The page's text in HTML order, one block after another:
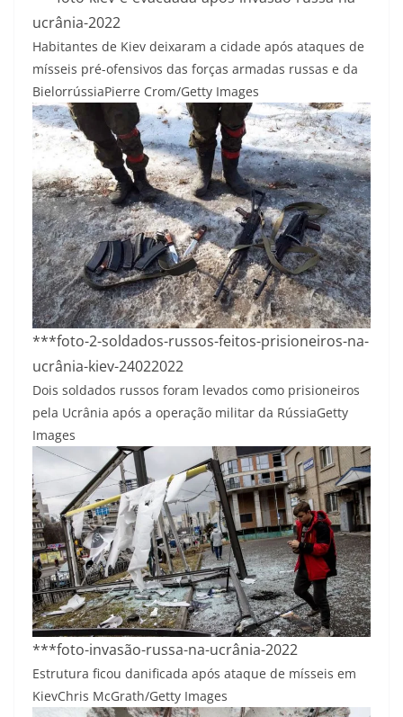
ucrânia-2022
Habitantes de Kiev deixaram a cidade após ataques de
mísseis pré-ofensivos das forças armadas russas e da
BielorrússiaPierre Crom/Getty Images
***foto-2-soldados-russos-feitos-prisioneiros-na-
ucrânia-kiev-24022022
Dois soldados russos foram levados como prisioneiros
pela Ucrânia após a operação militar da RússiaGetty
Images
***foto-invasão-russa-na-ucrânia-2022
Estrutura ficou danificada após ataque de mísseis em
KievChris McGrath/Getty Images